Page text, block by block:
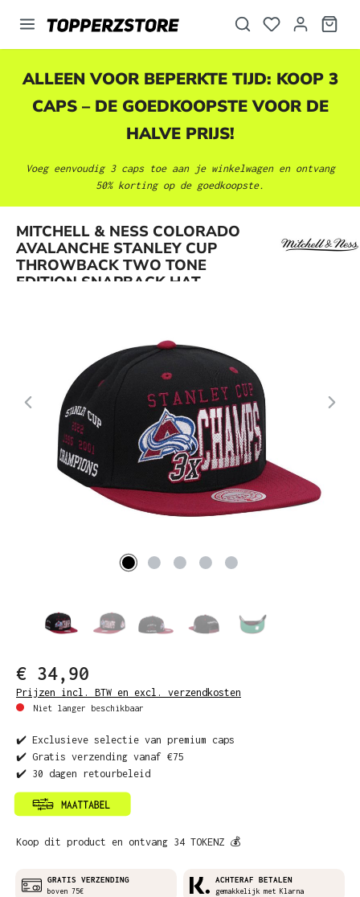
ALLEEN VOOR BEPERKTE TIJD: KOOP 3
CAPS – DE GOEDKOOPSTE VOOR DE
HALVE PRIJS!
Voeg eenvoudig 3 caps toe aan je winkelwagen en ontvang
50% korting op de goedkoopste.
MITCHELL & NESS COLORADO
AVALANCHE STANLEY CUP
THROWBACK TWO TONE
EDITION SNAPBACK HAT
Afbeeldingengalerij overslaan
€ 34,90
Prijzen incl. BTW en excl. verzendkosten
Niet langer beschikbaar
✔️ Exclusieve selectie van premium caps
✔️ Gratis verzending vanaf €75
✔️ 30 dagen retourbeleid
Koop dit product en ontvang 34 TOKENZ 💰
GRATIS VERZENDING
boven 75€
ACHTERAF BETALEN
gemakkelijk met Klarna